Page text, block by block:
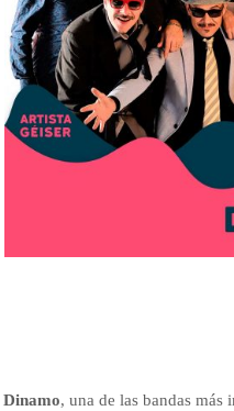
Dinamo, una de las bandas más